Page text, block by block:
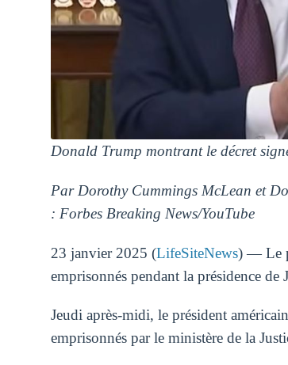
Donald Trump montrant le décret
Par Dorothy Cummings McLean et
: Forbes Breaking News/YouTube
23 janvier 2025 (LifeSiteNews) — Le
emprisonnés pendant la présidence de
Jeudi après-midi, le président
emprisonnés par le ministère de la